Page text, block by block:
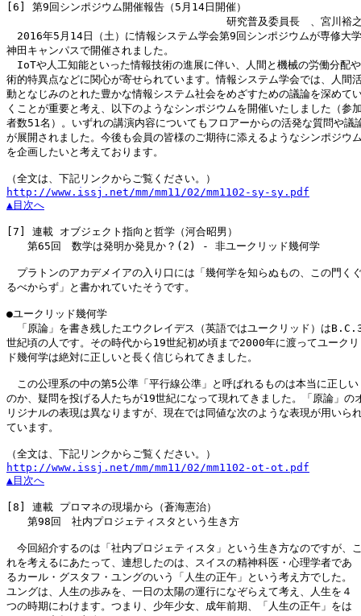
[6]
第9回シンポジウム開催報告（5月14日開催）
研究普及委員長　、宮川裕
2016年5月14日（土）に情報システム学会第9回シンポジウムが専修大学
神田キャンパスで開催されました。
IoTや人工知能といった情報技術の進展に伴い、人間と機械の労働分配
術的特異点などに関心が寄せられています。情報システム学会では、人間
動となじみのとれた豊かな情報システム社会をめざすための議論を深めて
くことが重要と考え、以下のようなシンポジウムを開催いたしました（参
者数51名）。いずれの講演内容についてもフロアーからの活発な質問や議
が展開されました。今後も会員の皆様のご期待に添えるようなシンポジウ
を企画したいと考えております。
http://www.issj.net/mm/mm11/02/mm1102-sy-sy.pdf
▲目次へ
[7]
連載 オブジェクト指向と哲学（河合昭男）
第65回　数学は発明か発見か？(2) - 非ユークリッド幾何学
プラトンのアカデメイアの入り口には「幾何学を知らぬもの、この門く
るべからず」と書かれていたそうです。
●ユークリッド幾何学
「原論」を書き残したエウクレイデス（英語ではユークリッド）は
世紀頃の人です。その時代から19世紀初め頃まで2000年に渡ってユーク
ド幾何学は絶対に正しいと長く信じられてきました。
この公理系の中の第5公準「平行線公準」と呼ばれるものは本当に正しい
のか、疑問を投げる人たちが19世紀になって現れてきました。「原論」の
リジナルの表現は異なりますが、現在では同値な次のような表現が用いら
ています。
http://www.issj.net/mm/mm11/02/mm1102-ot-ot.pdf
▲目次へ
[8]
連載 プロマネの現場から（蒼海憲治）
第98回　社内プロジェティスタという生き方
今回紹介するのは「社内プロジェティスタ」という生き方なのですが、
れを考えるにあたって、連想したのは、スイスの精神科医・心理学者であ
るカール・グスタフ・ユングのいう「人生の正午」という考え方でした。
ユングは、人生の歩みを、一日の太陽の運行になぞらえて考え、人生を４
つの時期にわけます。つまり、少年少女、成年前期、「人生の正午」をは